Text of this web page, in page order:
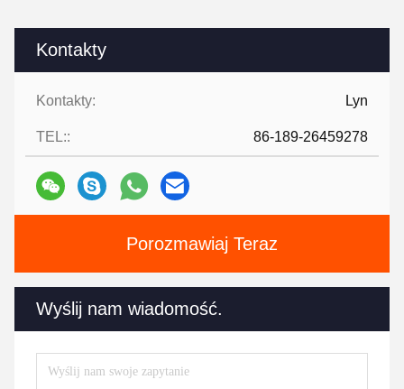
Kontakty
Kontakty: Lyn
TEL:: 86-189-26459278
Porozmawiaj Teraz
Wyślij nam wiadomość.